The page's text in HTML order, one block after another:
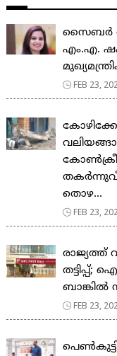
സൈബർ
എം.എ.
FEB 23,
തൊഴ...
FEB 23,
രാജ്യത്ത്
തട്ടിപ്പ്;
ബാങ്കിൽ
FEB 23,